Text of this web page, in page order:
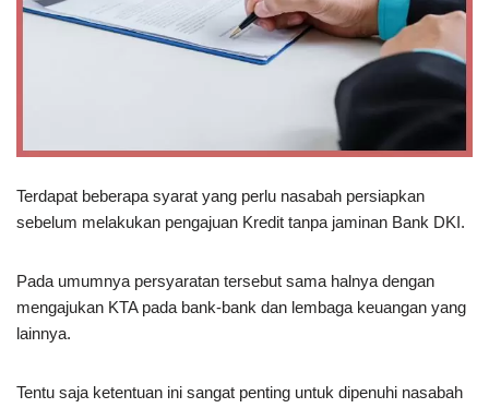
Terdapat beberapa syarat yang perlu nasabah persiapkan
sebelum melakukan pengajuan Kredit tanpa jaminan Bank DKI.
Pada umumnya persyaratan tersebut sama halnya dengan
mengajukan KTA pada bank-bank dan lembaga keuangan yang
lainnya.
Tentu saja ketentuan ini sangat penting untuk dipenuhi nasabah